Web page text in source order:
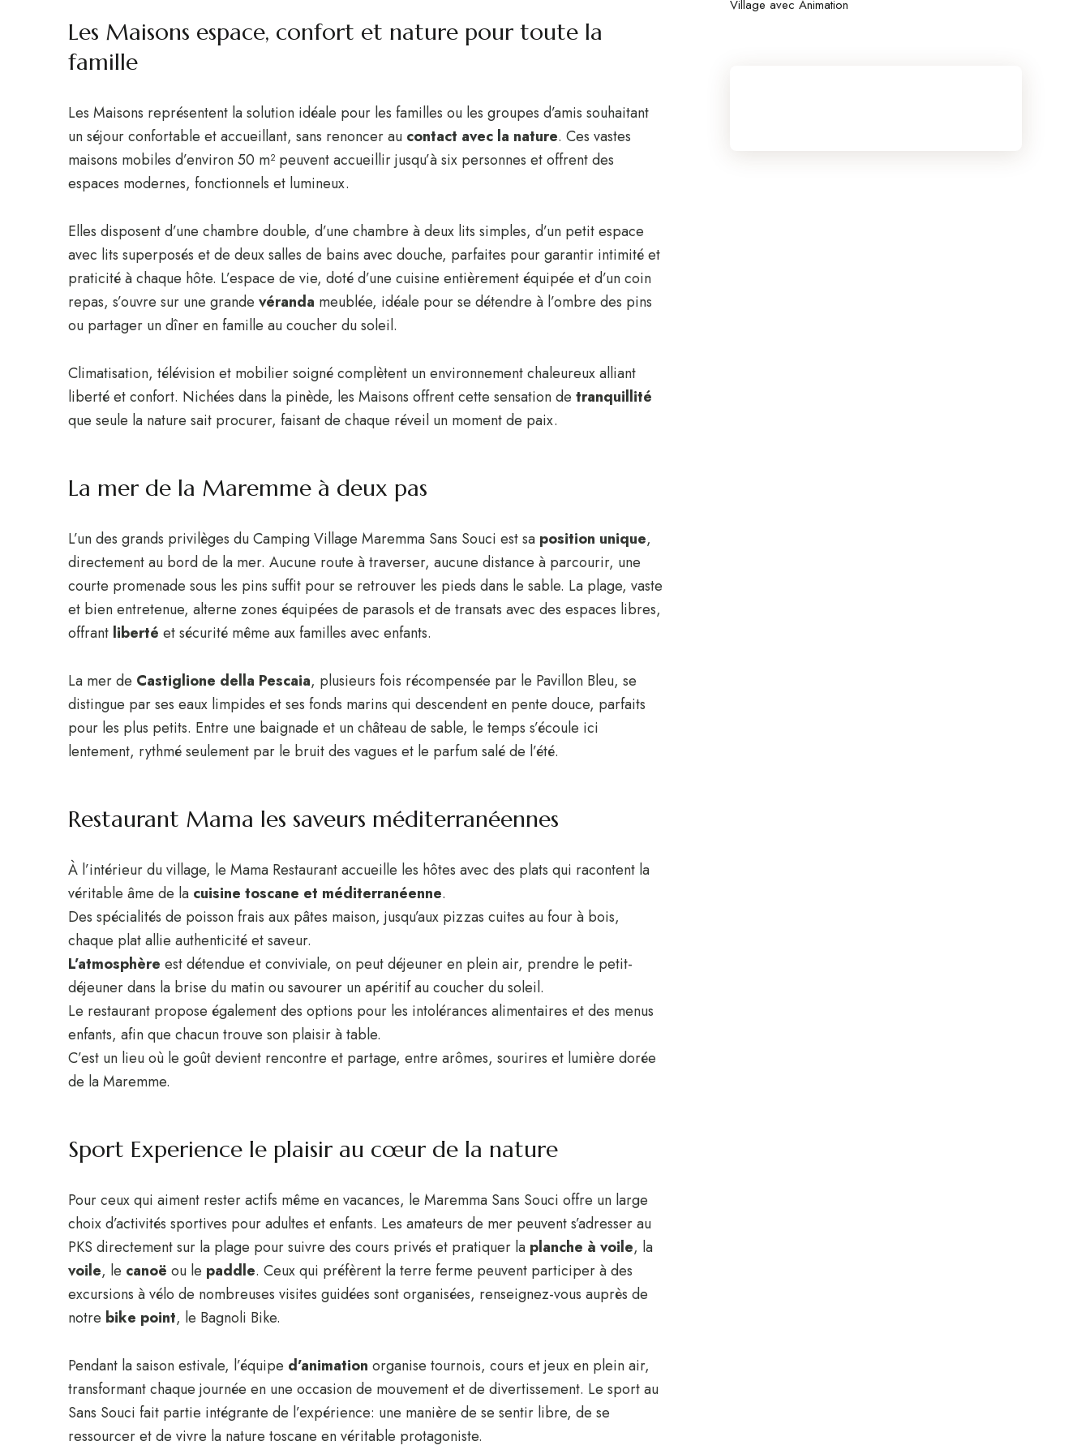
Les Maisons espace, confort et nature pour toute la
famille
Les Maisons représentent la solution idéale pour les familles ou les groupes d’amis souhaitant
un séjour confortable et accueillant, sans renoncer au contact avec la nature. Ces vastes
maisons mobiles d’environ 50 m² peuvent accueillir jusqu’à six personnes et offrent des
espaces modernes, fonctionnels et lumineux.
Elles disposent d’une chambre double, d’une chambre à deux lits simples, d’un petit espace
avec lits superposés et de deux salles de bains avec douche, parfaites pour garantir intimité et
praticité à chaque hôte. L’espace de vie, doté d’une cuisine entièrement équipée et d’un coin
repas, s’ouvre sur une grande véranda meublée, idéale pour se détendre à l’ombre des pins
ou partager un dîner en famille au coucher du soleil.
Climatisation, télévision et mobilier soigné complètent un environnement chaleureux alliant
liberté et confort. Nichées dans la pinède, les Maisons offrent cette sensation de tranquillité
que seule la nature sait procurer, faisant de chaque réveil un moment de paix.
La mer de la Maremme à deux pas
L’un des grands privilèges du Camping Village Maremma Sans Souci est sa position unique,
directement au bord de la mer. Aucune route à traverser, aucune distance à parcourir, une
courte promenade sous les pins suffit pour se retrouver les pieds dans le sable. La plage, vaste
et bien entretenue, alterne zones équipées de parasols et de transats avec des espaces libres,
offrant liberté et sécurité même aux familles avec enfants.
La mer de Castiglione della Pescaia, plusieurs fois récompensée par le Pavillon Bleu, se
distingue par ses eaux limpides et ses fonds marins qui descendent en pente douce, parfaits
pour les plus petits. Entre une baignade et un château de sable, le temps s’écoule ici
lentement, rythmé seulement par le bruit des vagues et le parfum salé de l’été.
Restaurant Mama les saveurs méditerranéennes
À l’intérieur du village, le Mama Restaurant accueille les hôtes avec des plats qui racontent la
véritable âme de la cuisine toscane et méditerranéenne.
Des spécialités de poisson frais aux pâtes maison, jusqu’aux pizzas cuites au four à bois,
chaque plat allie authenticité et saveur.
L’atmosphère est détendue et conviviale, on peut déjeuner en plein air, prendre le petit-
déjeuner dans la brise du matin ou savourer un apéritif au coucher du soleil.
Le restaurant propose également des options pour les intolérances alimentaires et des menus
enfants, afin que chacun trouve son plaisir à table.
C’est un lieu où le goût devient rencontre et partage, entre arômes, sourires et lumière dorée
de la Maremme.
Sport Experience le plaisir au cœur de la nature
Pour ceux qui aiment rester actifs même en vacances, le Maremma Sans Souci offre un large
choix d’activités sportives pour adultes et enfants. Les amateurs de mer peuvent s’adresser au
PKS directement sur la plage pour suivre des cours privés et pratiquer la planche à voile, la
voile, le canoë ou le paddle. Ceux qui préfèrent la terre ferme peuvent participer à des
excursions à vélo de nombreuses visites guidées sont organisées, renseignez-vous auprès de
notre bike point, le Bagnoli Bike.
Pendant la saison estivale, l’équipe d’animation organise tournois, cours et jeux en plein air,
transformant chaque journée en une occasion de mouvement et de divertissement. Le sport au
Sans Souci fait partie intégrante de l’expérience: une manière de se sentir libre, de se
ressourcer et de vivre la nature toscane en véritable protagoniste.
Village avec Animation